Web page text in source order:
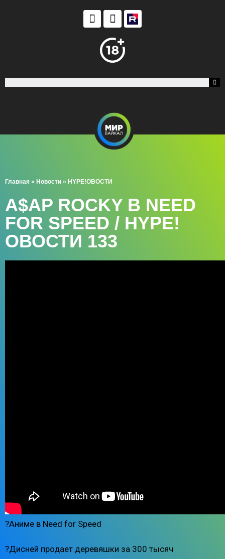
Главная » Новости » HYPE!ОВОСТИ
A$AP ROCKY В NEED
FOR SPEED / HYPE!
ОВОСТИ 133
?Аниме в Need for Speed
?Дисней продает деревяшки за 300 тысяч